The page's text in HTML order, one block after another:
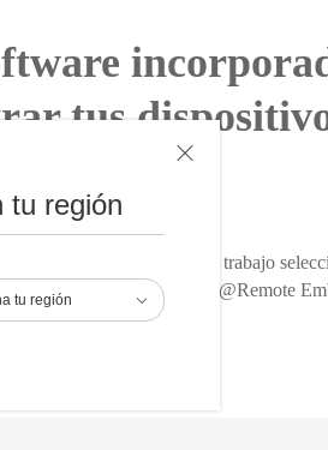
tu región
tu región
tus
y mejora tus flujos de trabajo
e impresoras láser con @Remote